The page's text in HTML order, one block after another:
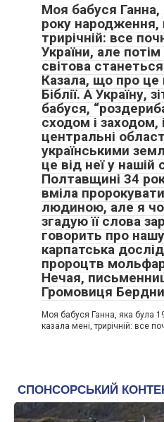
Моя бабуся Ганна,
року народження,
трирічній: все
України, але
світова
Казала, що про це
Біблії. А Україну,
бабуся,
сходом і заходом,
центральні
українськими
це від неї у нашій
Полтавщині 34
вміла
людиною, але я
згадую її слова
говорить про
карпатська
пророцтв
Нечая,
Громовиця
Моя бабуся Ганна, яка була
казала мені, трирічній: все